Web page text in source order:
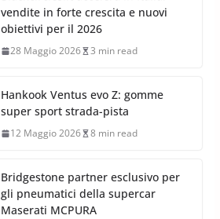
vendite in forte crescita e nuovi
obiettivi per il 2026
28 Maggio 2026 3 min read
Hankook Ventus evo Z: gomme
super sport strada-pista
12 Maggio 2026 8 min read
Bridgestone partner esclusivo per
gli pneumatici della supercar
Maserati MCPURA